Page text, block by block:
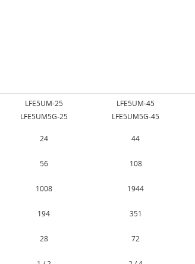
LFE5UM-25
LFE5UM5G-25
LFE5UM-45
LFE5UM5G-45
24 44
56 108
1008 1944
194 351
28 72